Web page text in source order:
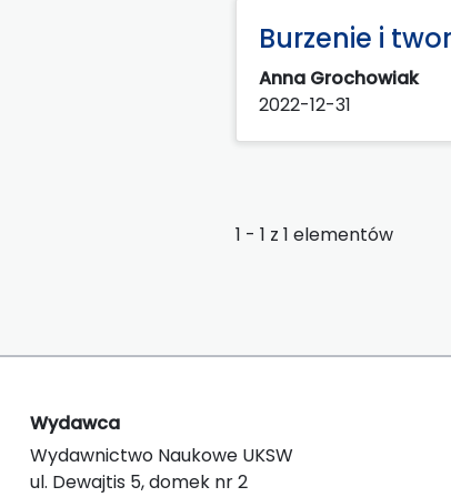
Burzenie i
Anna Grochowiak
2022-12-31
1 - 1 z 1 elementów
Wydawca
Wydawnictwo Naukowe UKSW
ul. Dewajtis 5, domek nr 2